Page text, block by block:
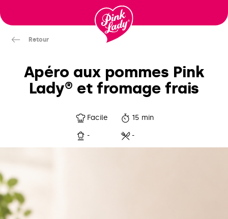
au
contenuRetour
Apéro aux pommes Pink
Lady® et fromage frais
Facile 15 min
- -